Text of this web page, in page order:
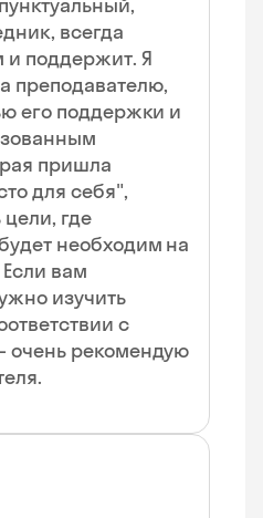
всегда
и поддержит. Я
преподавателю,
его поддержки и
пришла
для себя",
где
необходим на
вам
изучить
с
очень рекомендую